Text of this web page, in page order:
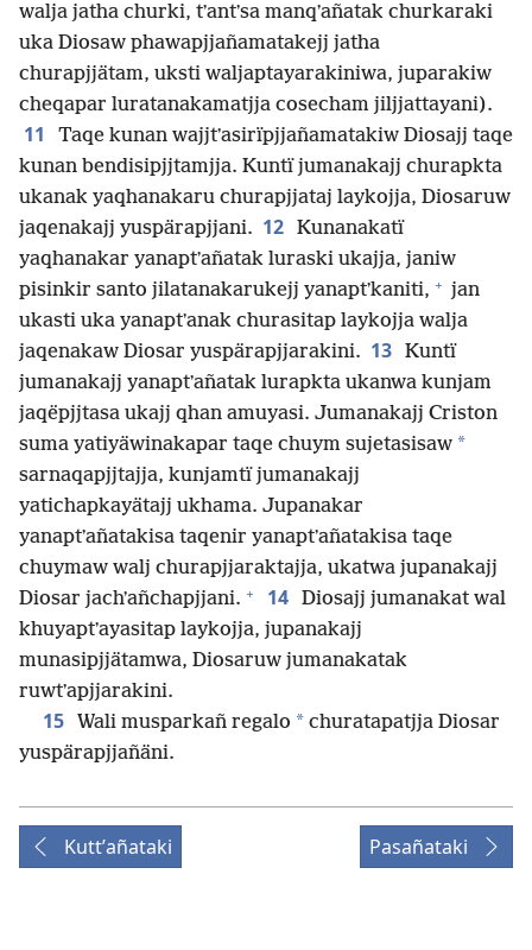
walja jatha churki, tʼantʼsa manqʼañatak churkaraki
uka Diosaw phawapjjañamatakejj jatha
churapjjätam, uksti waljaptayarakiniwa, juparakiw
cheqapar luratanakamatjja cosecham jiljjattayani).
11
Taqe kunan wajjtʼasirïpjjañamatakiw Diosajj taqe
kunan bendisipjjtamjja. Kuntï jumanakajj churapkta
ukanak yaqhanakaru churapjjataj laykojja, Diosaruw
jaqenakajj yuspärapjjani. 12 Kunanakatï
yaqhanakar yanaptʼañatak luraski ukajja, janiw
pisinkir santo jilatanakarukejj yanaptʼkaniti, + jan
ukasti uka yanaptʼanak churasitap laykojja walja
jaqenakaw Diosar yuspärapjjarakini. 13 Kuntï
jumanakajj yanaptʼañatak lurapkta ukanwa kunjam
jaqëpjjtasa ukajj qhan amuyasi. Jumanakajj Criston
suma yatiyäwinakapar taqe chuym sujetasisaw *
sarnaqapjjtajja, kunjamtï jumanakajj
yatichapkayätajj ukhama. Jupanakar
yanaptʼañatakisa taqenir yanaptʼañatakisa taqe
chuymaw walj churapjjaraktajja, ukatwa jupanakajj
Diosar jachʼañchapjjani. + 14 Diosajj jumanakat wal
khuyaptʼayasitap laykojja, jupanakajj
munasipjjätamwa, Diosaruw jumanakatak
ruwtʼapjjarakini.
15 Wali musparkañ regalo * churatapatjja Diosar
yuspärapjjañäni.
Kuttʼañataki Pasañataki